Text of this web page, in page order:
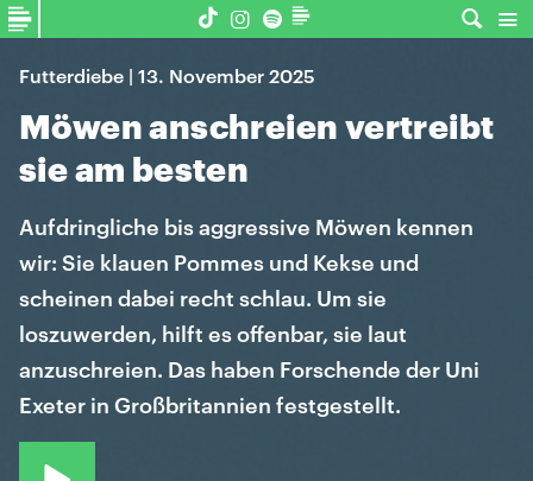
Futterdiebe | 13. November 2025
Möwen anschreien vertreibt
sie am besten
Aufdringliche bis aggressive Möwen kennen
wir: Sie klauen Pommes und Kekse und
scheinen dabei recht schlau. Um sie
loszuwerden, hilft es offenbar, sie laut
anzuschreien. Das haben Forschende der Uni
Exeter in Großbritannien festgestellt.